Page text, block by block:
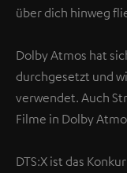
über dich hinweg
Dolby Atmos hat
durchgesetzt und
verwendet. Auch
Filme in Dolby
DTS:X ist das